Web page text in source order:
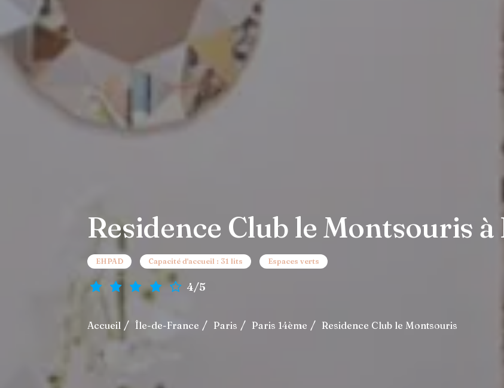
Residence Club le Montsouris à
EHPAD Capacité d'accueil : 31 lits Espaces verts
4/5
Accueil Île-de-France Paris Paris 14ème Residence Club le Montsouris